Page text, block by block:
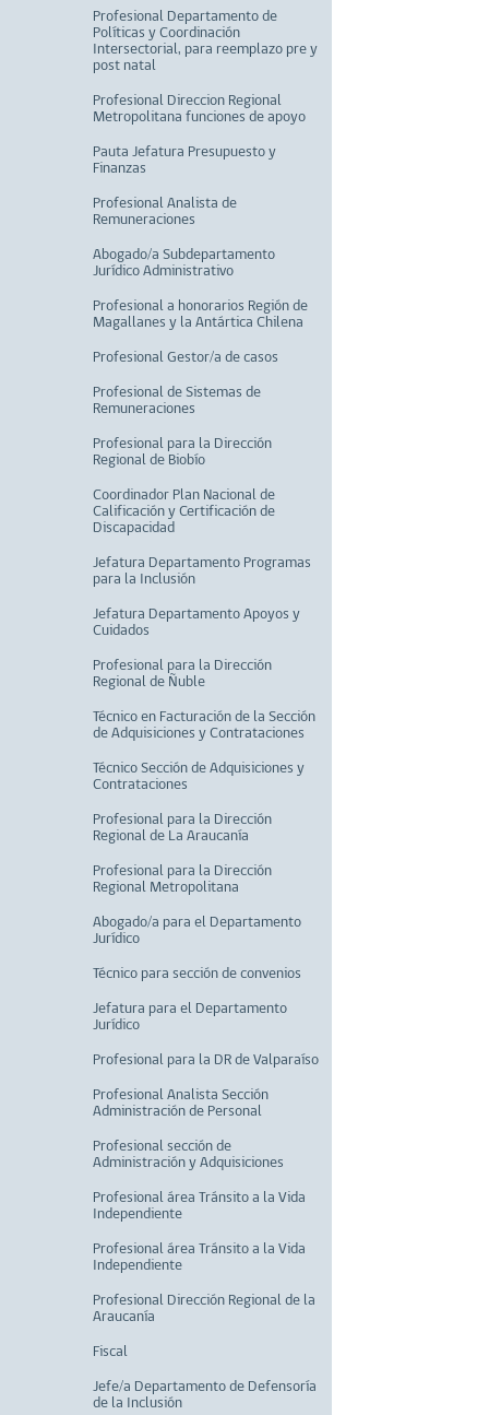
Profesional Departamento de
Políticas y Coordinación
Intersectorial, para reemplazo pre y
post natal
Profesional Direccion Regional
Metropolitana funciones de apoyo
Pauta Jefatura Presupuesto y
Finanzas
Profesional Analista de
Remuneraciones
Abogado/a Subdepartamento
Jurídico Administrativo
Profesional a honorarios Región de
Magallanes y la Antártica Chilena
Profesional Gestor/a de casos
Profesional de Sistemas de
Remuneraciones
Profesional para la Dirección
Regional de Biobío
Coordinador Plan Nacional de
Calificación y Certificación de
Discapacidad
Jefatura Departamento Programas
para la Inclusión
Jefatura Departamento Apoyos y
Cuidados
Profesional para la Dirección
Regional de Ñuble
Técnico en Facturación de la Sección
de Adquisiciones y Contrataciones
Técnico Sección de Adquisiciones y
Contrataciones
Profesional para la Dirección
Regional de La Araucanía
Profesional para la Dirección
Regional Metropolitana
Abogado/a para el Departamento
Jurídico
Técnico para sección de convenios
Jefatura para el Departamento
Jurídico
Profesional para la DR de Valparaíso
Profesional Analista Sección
Administración de Personal
Profesional sección de
Administración y Adquisiciones
Profesional área Tránsito a la Vida
Independiente
Profesional área Tránsito a la Vida
Independiente
Profesional Dirección Regional de la
Araucanía
Fiscal
Jefe/a Departamento de Defensoría
de la Inclusión